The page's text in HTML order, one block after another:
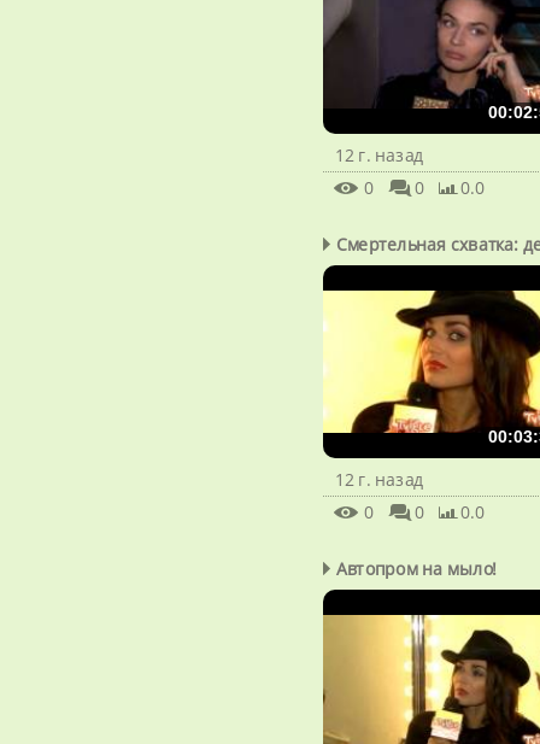
12 г. назад
0
0 0.0
Смертельная схватка:
12 г. назад
0
0 0.0
Автопром на мыло!